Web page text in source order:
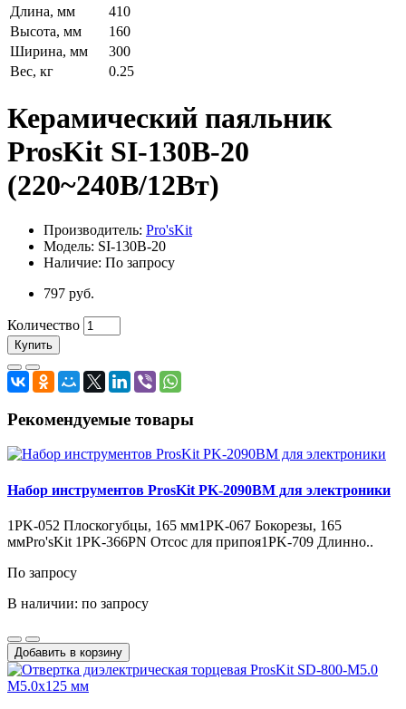
Длина, мм
410
Высота, мм
160
Ширина, мм
300
Вес, кг
0.25
Керамический паяльник
ProsKit SI-130B-20
(220~240В/12Вт)
Производитель: Pro'sKit
Модель: SI-130B-20
Наличие: По запросу
797 руб.
Количество
Купить
Рекомендуемые товары
Набор инструментов ProsKit PK-2090BM для электроники
1PK-052 Плоскогубцы, 165 мм1PK-067 Бокорезы, 165
ммPro'sKit 1PK-366PN Отсос для припоя1PK-709 Длинно..
По запросу
В наличии: по запросу
Добавить в корзину